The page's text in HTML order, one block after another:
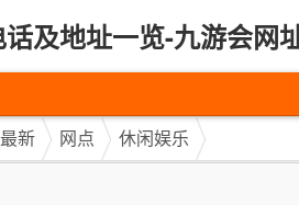
及地址一览-九游会网
新 网点
休闲娱乐